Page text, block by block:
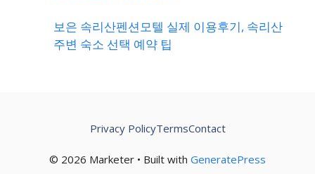
보은 속리산펜션모텔 실제 이용후기, 속리산
주변 숙소 선택 예약 팁
© 2026 Marketer • Built with GeneratePress
Privacy PolicyTermsContact